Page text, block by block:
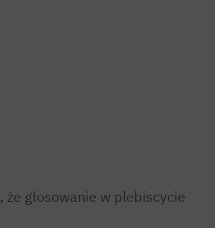
głosowanie w plebiscycie